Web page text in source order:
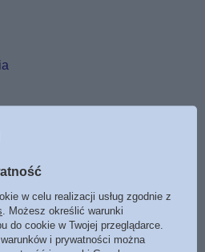
w celu realizacji usług zgodnie z
. Możesz określić warunki
do cookie w Twojej przeglądarce.
i prywatności można